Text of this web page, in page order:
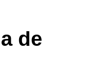
de